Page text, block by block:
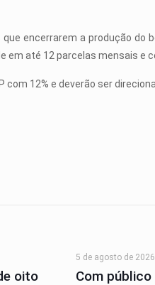
que encerrarem a produção
em até 12 parcelas mensais e
12% e deverão ser
oito
5 de agosto de 2026
Com